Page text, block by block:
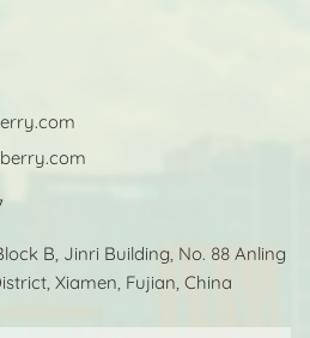
B, Jinri Building, No. 88 Anling
Xiamen, Fujian, China